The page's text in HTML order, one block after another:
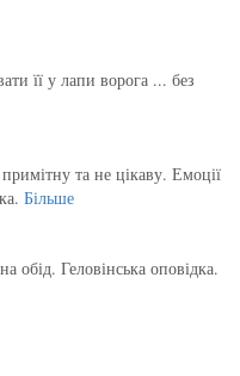
її у лапи ворога ... без
та не цікаву. Емоції
Більше
обід. Геловінська оповідка.